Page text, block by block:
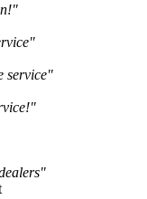
service"